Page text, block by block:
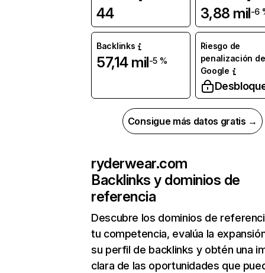
44 3,88 mil-6
Backlinks
57,14 mil-5 %
Riesgo de
penalización de
Google
Consigue más datos gratis →
ryderwear.com
Backlinks y dominios de
referencia
Descubre los dominios de
tu competencia, evalúa la
su perfil de backlinks y obtén una
clara de las oportunidades que